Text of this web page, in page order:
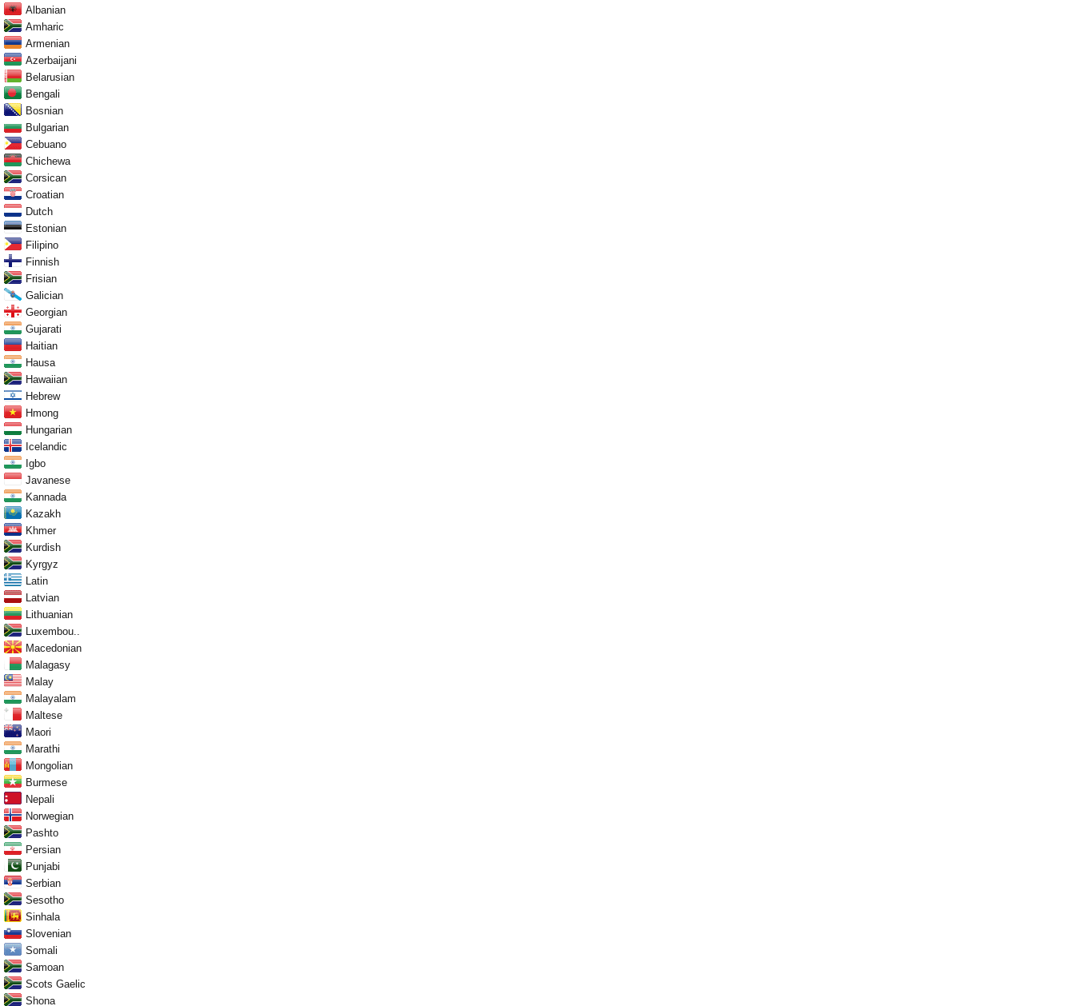
Albanian
Amharic
Armenian
Azerbaijani
Belarusian
Bengali
Bosnian
Bulgarian
Cebuano
Chichewa
Corsican
Croatian
Dutch
Estonian
Filipino
Finnish
Frisian
Galician
Georgian
Gujarati
Haitian
Hausa
Hawaiian
Hebrew
Hmong
Hungarian
Icelandic
Igbo
Javanese
Kannada
Kazakh
Khmer
Kurdish
Kyrgyz
Latin
Latvian
Lithuanian
Luxembou..
Macedonian
Malagasy
Malay
Malayalam
Maltese
Maori
Marathi
Mongolian
Burmese
Nepali
Norwegian
Pashto
Persian
Punjabi
Serbian
Sesotho
Sinhala
Slovenian
Somali
Samoan
Scots Gaelic
Shona